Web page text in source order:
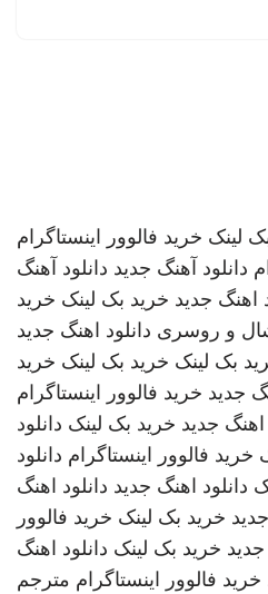
لینک خرید فالوور اینستاگرام
دانلود آهنگ جدید دانلود آهنگ
اهنگ جدید خرید بک لینک خرید
و روسری دانلود اهنگ جدید
بک لینک خرید بک لینک خرید
جدید خرید فالوور اینستاگرام
اهنگ جدید خرید بک لینک دانلود
خرید فالوور اینستاگرام دانلود
دانلود اهنگ جدید دانلود اهنگ
خرید بک لینک خرید فالوور
جدید خرید بک لینک دانلود اهنگ
خرید فالوور اینستاگرام مترجم